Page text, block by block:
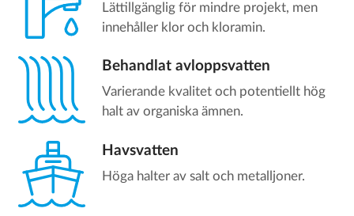
Lättillgänglig för mindre projekt, men
innehåller klor och kloramin.
Behandlat avloppsvatten
Varierande kvalitet och potentiellt hög
halt av organiska ämnen.
Havsvatten
Höga halter av salt och metalljoner.